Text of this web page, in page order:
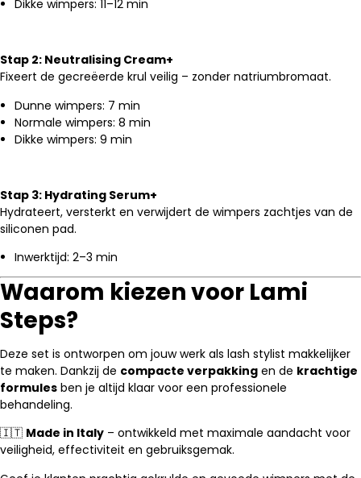
Dikke wimpers: 11–12 min
Stap 2: Neutralising Cream+
Fixeert de gecreëerde krul veilig – zonder natriumbromaat.
Dunne wimpers: 7 min
Normale wimpers: 8 min
Dikke wimpers: 9 min
Stap 3: Hydrating Serum+
Hydrateert, versterkt en verwijdert de wimpers zachtjes van de
siliconen pad.
Inwerktijd: 2–3 min
Waarom kiezen voor Lami
Steps?
Deze set is ontworpen om jouw werk als lash stylist makkelijker
te maken. Dankzij de compacte verpakking en de krachtige
formules ben je altijd klaar voor een professionele
behandeling.
🇮🇹 Made in Italy – ontwikkeld met maximale aandacht voor
veiligheid, effectiviteit en gebruiksgemak.